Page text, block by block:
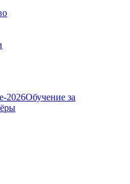
2026Обучение за